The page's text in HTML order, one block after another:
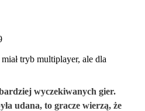
wyczekiwanych gier.
udana, to gracze wierzą, że